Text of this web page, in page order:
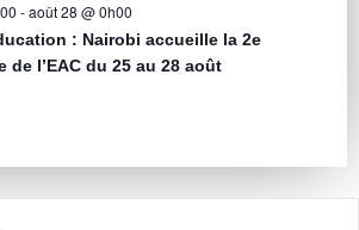
-août 28 @ 0h00
: Nairobi accueille la 2e
de l’EAC du 25 au 28 août